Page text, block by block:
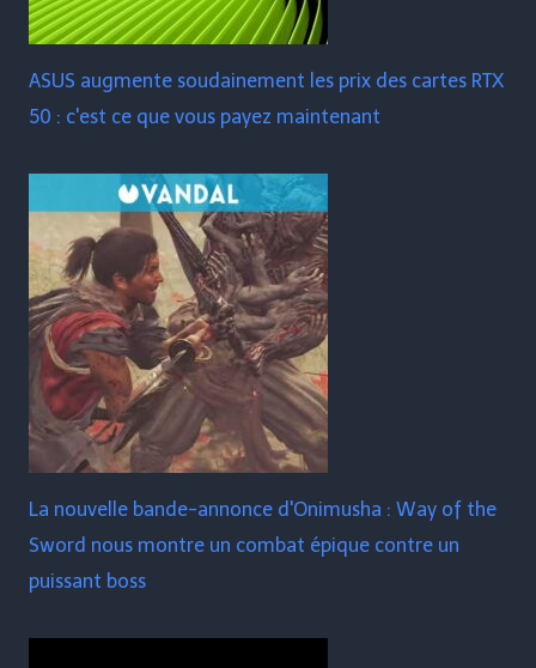
ASUS augmente soudainement les prix des cartes RTX
50 : c'est ce que vous payez maintenant
La nouvelle bande-annonce d'Onimusha : Way of the
Sword nous montre un combat épique contre un
puissant boss